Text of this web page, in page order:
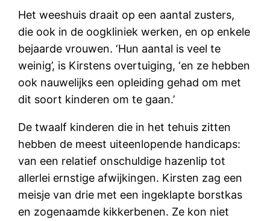
Het weeshuis draait op een aantal zusters,
die ook in de oogkliniek werken, en op enkele
bejaarde vrouwen. ‘Hun aantal is veel te
weinig’, is Kirstens overtuiging, ‘en ze hebben
ook nauwelijks een opleiding gehad om met
dit soort kinderen om te gaan.’
De twaalf kinderen die in het tehuis zitten
hebben de meest uiteenlopende handicaps:
van een relatief onschuldige hazenlip tot
allerlei ernstige afwijkingen. Kirsten zag een
meisje van drie met een ingeklapte borstkas
en zogenaamde kikkerbenen. Ze kon niet